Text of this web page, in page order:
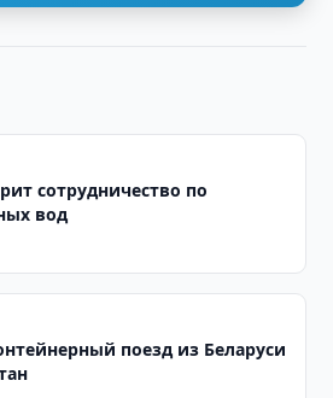
сотрудничество по
вод
поезд из Беларуси